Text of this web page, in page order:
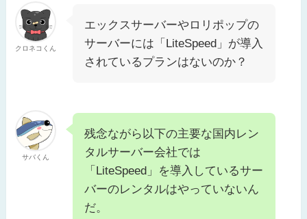
クロネコくん
エックスサーバーやロリポップの
サーバーには「LiteSpeed」が導入
されているプランはないのか？
サバくん
残念ながら以下の主要な国内レン
タルサーバー会社では
「LiteSpeed」を導入しているサー
バーのレンタルはやっていないん
だ。